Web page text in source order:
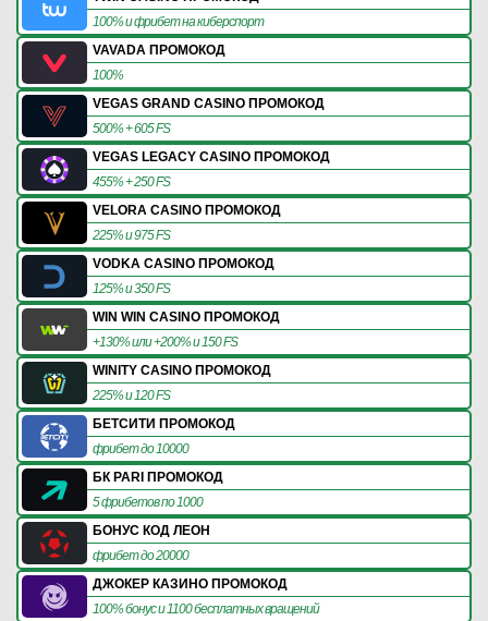
100% и фрибет на киберспорт
VAVADA ПРОМОКОД
100%
VEGAS GRAND CASINO ПРОМОКОД
500% + 605 FS
VEGAS LEGACY CASINO ПРОМОКОД
455% + 250 FS
VELORA CASINO ПРОМОКОД
225% и 975 FS
VODKA CASINO ПРОМОКОД
125% и 350 FS
WIN WIN CASINO ПРОМОКОД
+130% или +200% и 150 FS
WINITY CASINO ПРОМОКОД
225% и 120 FS
БЕТСИТИ ПРОМОКОД
фрибет до 10000
БК PARI ПРОМОКОД
5 фрибетов по 1000
БОНУС КОД ЛЕОН
фрибет до 20000
ДЖОКЕР КАЗИНО ПРОМОКОД
100% бонус и 1100 бесплатных вращений